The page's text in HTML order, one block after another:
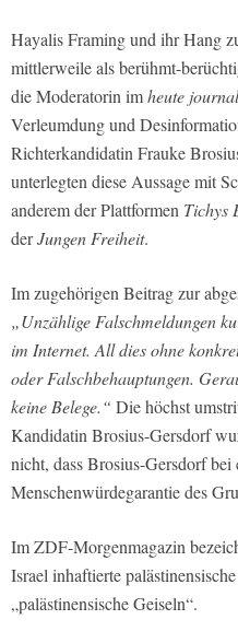
Hayalis Framing und ihr Hang
mittlerweile als berühmt-
die Moderatorin imheute journal
Verleumdung und
Richterkandidatin Frauke
unterlegten diese Aussage mit
anderem der Plattformen Tichys
derJungen Freiheit.
Im zugehörigen Beitrag zur
„Unzählige Falschmeldungen
im Internet. All dies ohne
oder Falschbehauptungen.
keine Belege.“ Die höchst
Kandidatin Brosius-Gersdorf
nicht, dass Brosius-Gersdorf
Menschenwürdegarantie des
Im ZDF-Morgenmagazin
Israel inhaftierte
„palästinensische Geiseln“.